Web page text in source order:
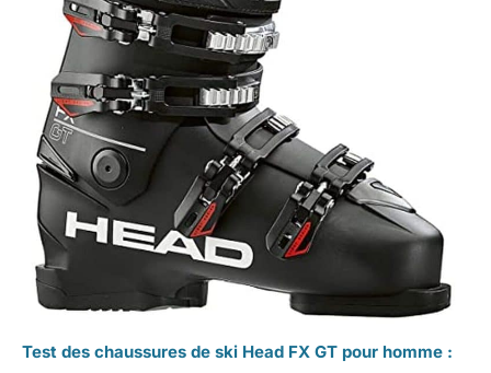
Test des chaussures de ski Head FX GT pour homme :